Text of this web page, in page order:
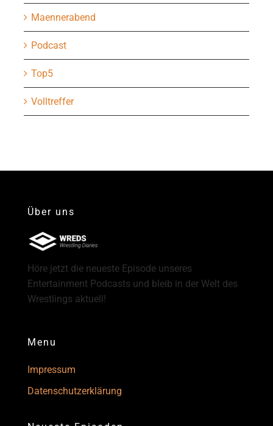
Maennerabend
Podcast
Top5
Volltreffer
Über uns
Höre jetzt die neueste Episode unseres
Entertainment Podcasts und bleib in der Welt des
Wrestlings aktuell!
Menu
Impressum
Datenschutzerklärung